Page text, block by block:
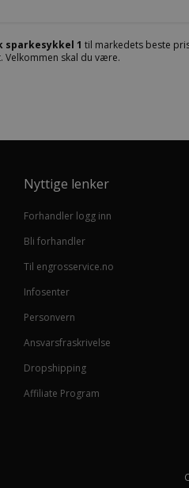
1 til markedets beste
Velkommen skal du være.
Nyttige lenker
Forhandler logg inn
Bli forhandler
Til engrosservice.no
Infosenter
Personvern
Ansvarsfraskrivelse
Dropshipping
Affiliate Program